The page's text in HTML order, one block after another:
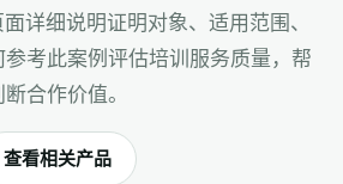
详细说明证明对象、适用范围、
考此案例评估培训服务质量，帮
合作价值。
查看相关产品